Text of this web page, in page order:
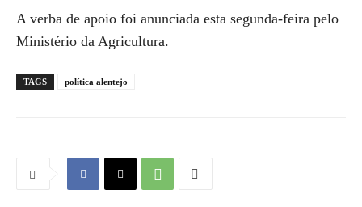
A verba de apoio foi anunciada esta segunda-feira pelo
Ministério da Agricultura.
TAGS política alentejo